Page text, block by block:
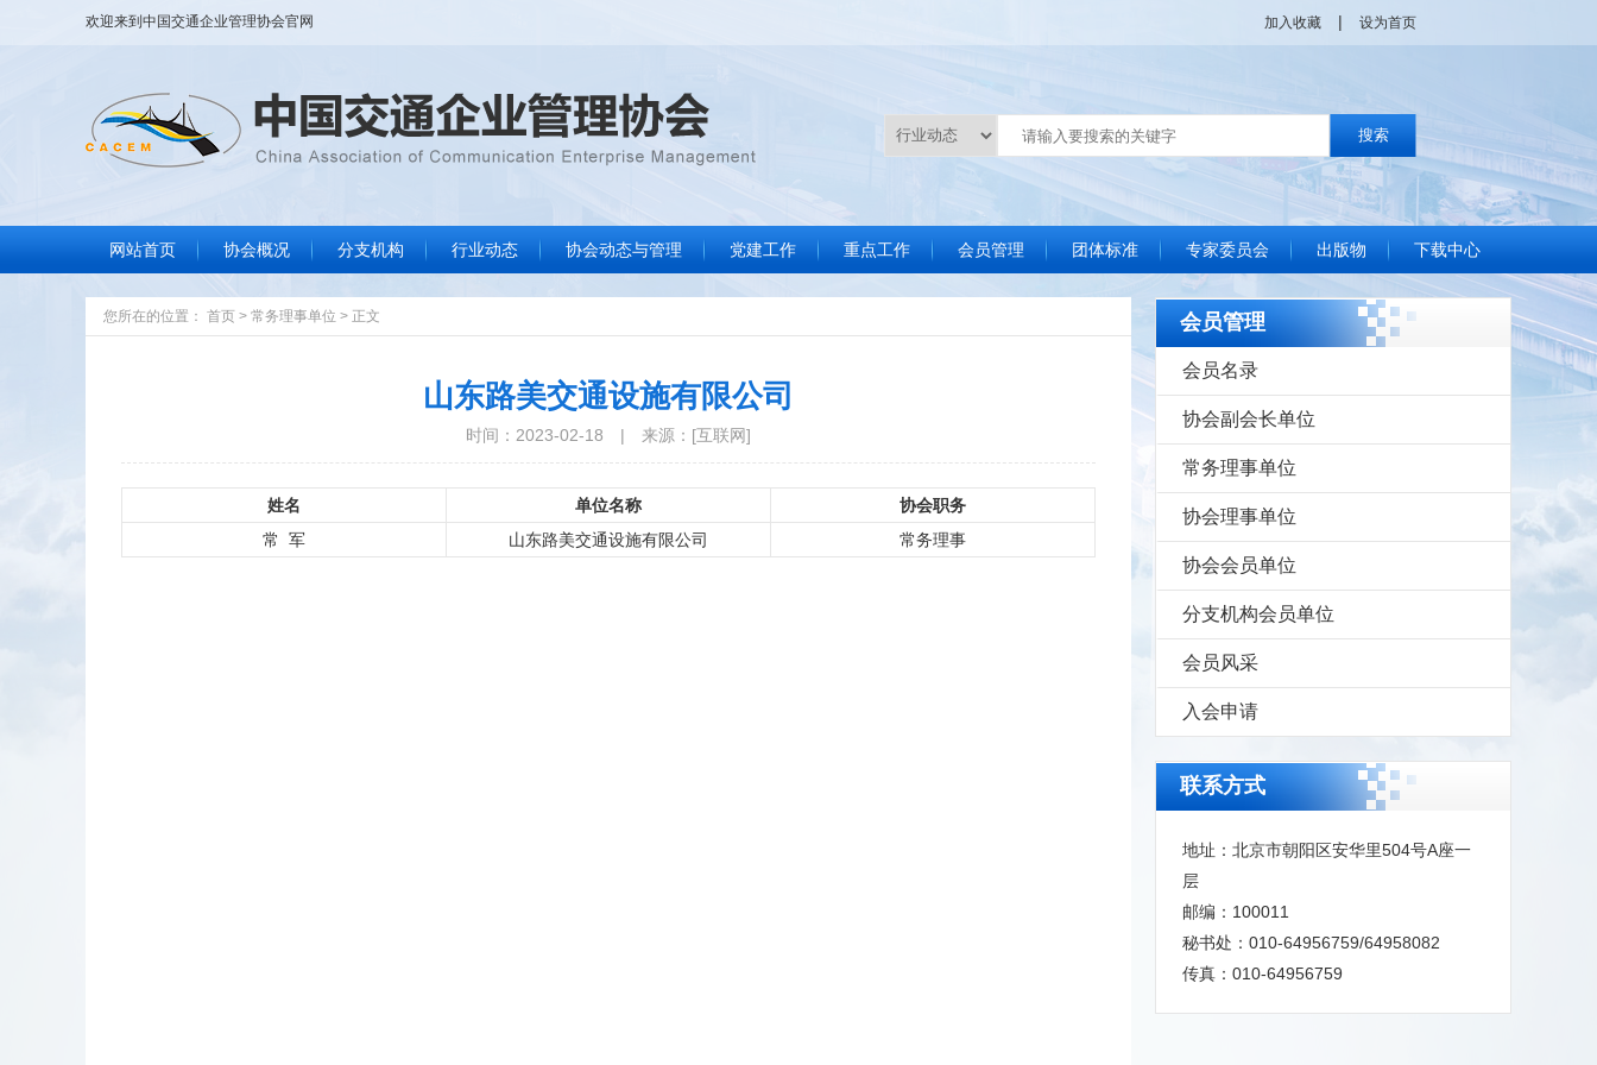
欢迎来到 中国交通企业管理协会官网 加入收藏 | 设为首页
网站首页 协会概况
协会简介
协会章程
组织结构
协会领导
协会大事记
协会荣誉
联系我们
分支机构 行业动态
行业要闻
标准规范
政策法规
信息服务
协会动态与管理
协会要闻
通知通告
数据统计
文件制度
党建工作 重点工作
品牌会议
品牌活动
法律服务
标准化评审服务
培训咨询
调研统计分析
会员管理
会员名录
协会副会长单位
常务理事单位
协会理事单位
协会会员单位
分支机构会员单位
会员风采
入会申请
团体标准
团体标准制定流程
协会标准化通讯
国家政策动态
协会发布标准查询
标准化良好行为声明
专家委员会
管理现代化成果委员会简介
专家库
专家视点
工作动态
出版物 下载中心
信用建设
您所在的位置： 首页 > 常务理事单位 > 正文
山东路美交通设施有限公司
时间：2023-02-18 | 来源：[互联网]
姓名 单位名称
协会职务
常 军
山东路美交通设施有限公司 常务理事
会员管理
会员名录
协会副会长单位
常务理事单位
协会理事单位
协会会员单位
分支机构会员单位
会员风采
入会申请
联系方式
地址：北京市朝阳区安华里504号A座一
层
邮编：100011
秘书处：010-64956759/64958082
传真：010-64956759